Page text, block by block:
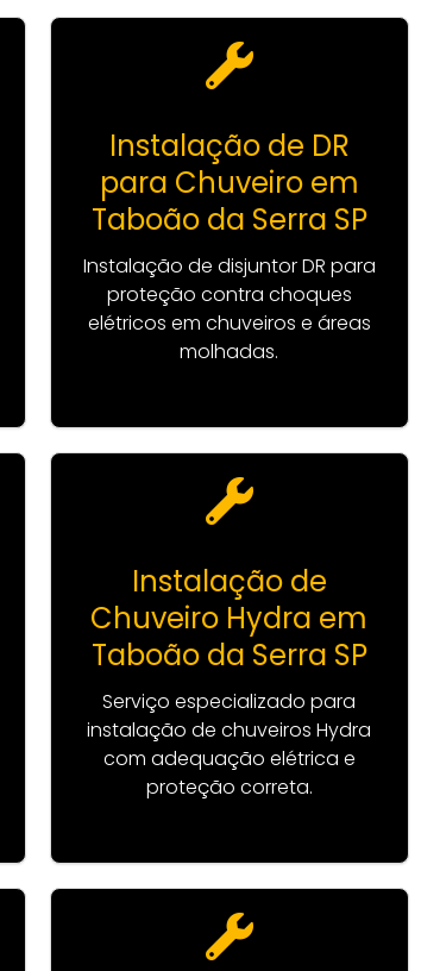
Instalação de DR
para Chuveiro em
Taboão da Serra SP
Instalação de disjuntor DR para
proteção contra choques
elétricos em chuveiros e áreas
molhadas.
Instalação de
Chuveiro Hydra em
Taboão da Serra SP
Serviço especializado para
instalação de chuveiros Hydra
com adequação elétrica e
proteção correta.